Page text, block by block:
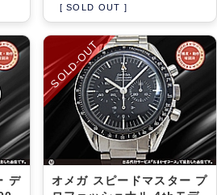
[ SOLD OUT ]
デ
SOLD-OUT
オメガ スピードマスター プ